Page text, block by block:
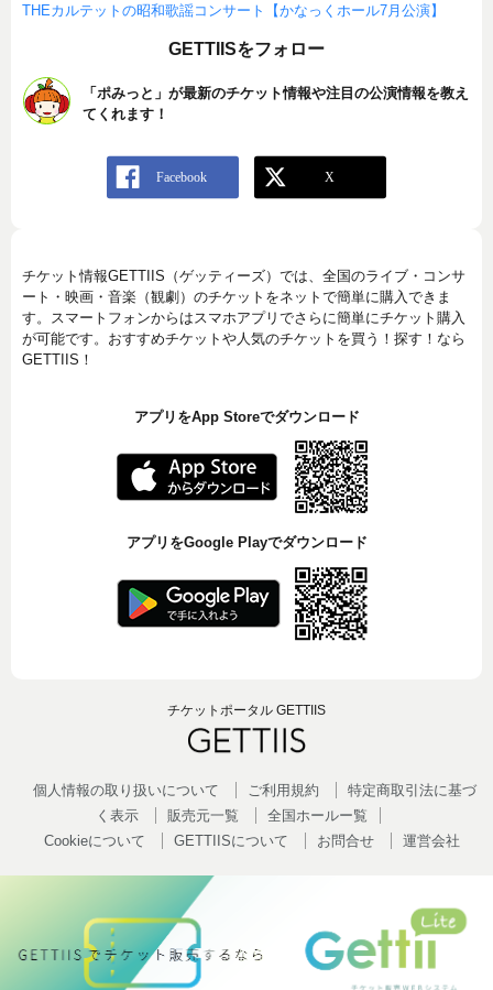
THEカルテットの昭和歌謡コンサート【かなっくホール7月公演】
GETTIISをフォロー
「ポみっと」が最新のチケット情報や注目の公演情報を教え
てくれます！
チケット情報GETTIIS（ゲッティーズ）では、全国のライブ・コンサ
ート・映画・音楽（観劇）のチケットをネットで簡単に購入できま
す。スマートフォンからはスマホアプリでさらに簡単にチケット購入
が可能です。おすすめチケットや人気のチケットを買う！探す！なら
GETTIIS！
アプリをApp Storeでダウンロード
アプリをGoogle Playでダウンロード
チケットポータル GETTIIS
個人情報の取り扱いについて ご利用規約
特定商取引法に基づ
く表示
販売元一覧
全国ホールー覧
Cookieについて
GETTIISについて お問合せ 運営会社